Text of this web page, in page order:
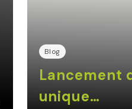
Blog
Lancement
unique…